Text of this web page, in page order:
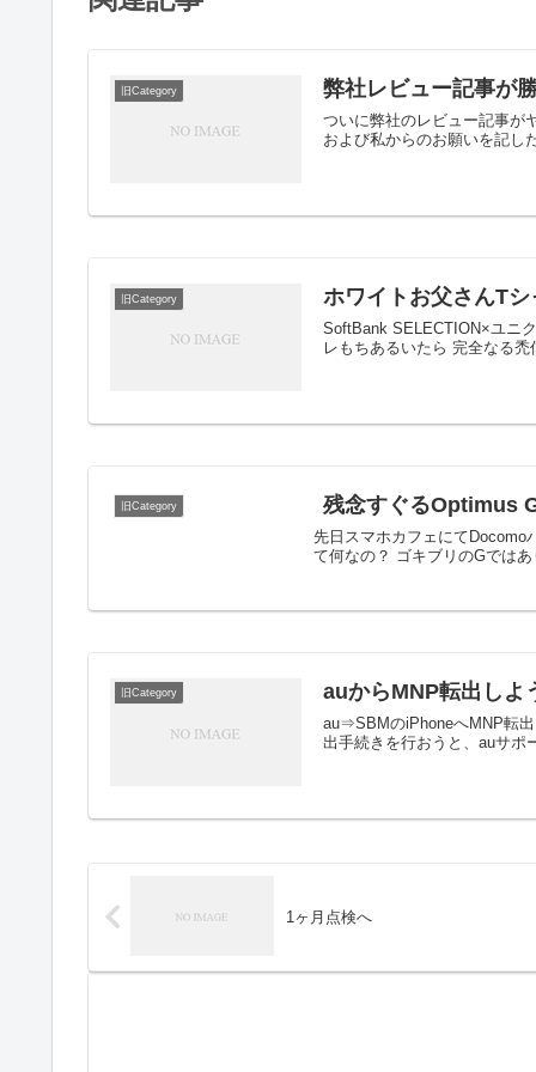
旧Category 弊社レビュー記事が
ついに弊社のレビュー記事が
および私からのお願いを記し
旧Category ホワイトお父さんT
SoftBank SELECTION×ユニ
レもちあるいたら 完全なる禿
旧Category 残念すぐるOptimus
先日スマホカフェにてDocomo
て何なの？ ゴキブリのGではあ
旧Category auからMNP転出しよ
au⇒SBMのiPhoneへMNP転
出手続きを行おうと、auサポ
1ヶ月点検へ